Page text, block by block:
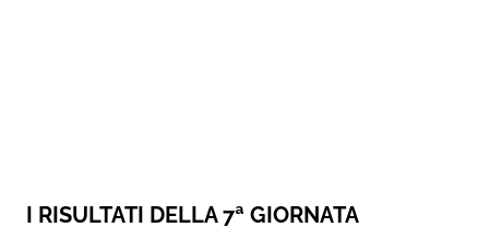
I RISULTATI DELLA 7ª GIORNATA